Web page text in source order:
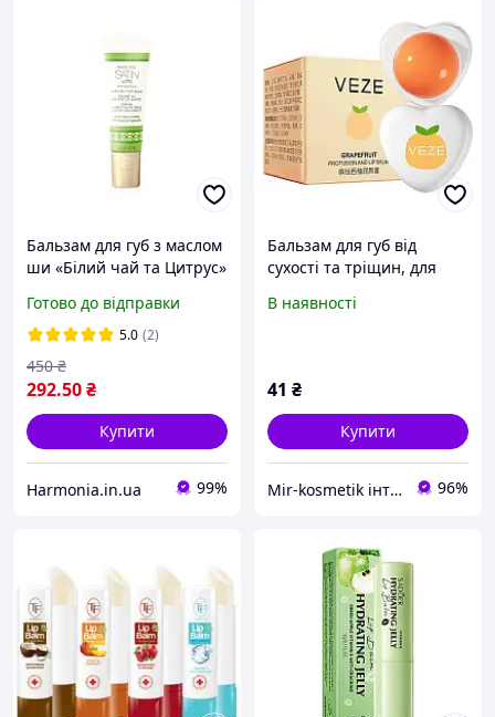
Бальзам для губ з маслом
ши «Білий чай та Цитрус»
Готово до відправки
5.0 (2)
292.50₴
450 ₴
Купити
Harmonia.in.ua 99%
Бальзам для губ від
сухості та тріщин, для
грейпфрутом Veze 5.8г
В наявності
41 ₴
Купити
Mir-kosmetik інтернет-магазин оптових продажів 96%